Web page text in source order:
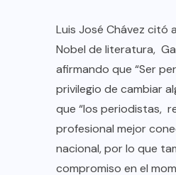
Luis José Chávez citó
Nobel de literatura,
afirmando que “Ser
privilegio de cambiar
que “los periodistas,
profesional mejor
nacional, por lo que
compromiso en el